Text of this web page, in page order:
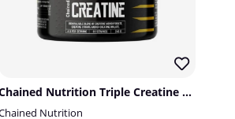
Chained Nutrition Triple Creatine Hardcore, 240 g
Nutrition
BCAA:n ja vapailla
ja metioniinilla.